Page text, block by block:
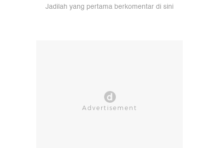
Jadilah yang pertama berkomentar di sini